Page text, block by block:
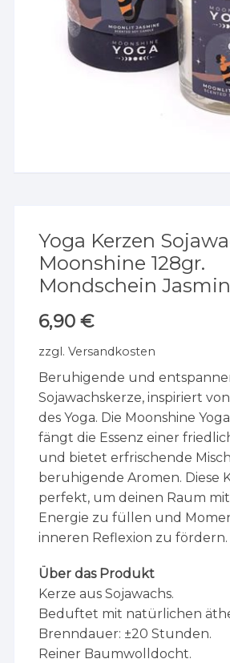
Yoga Kerzen
Moonshine 128gr.
Mondschein Jasmin
6,90€
zzgl.Versandkosten
Beruhigende und
Sojawachskerze, inspiriert
des Yoga. Die Moonshine
fängt die Essenz einer
und bietet erfrischende
beruhigende Aromen. Diese
perfekt, um deinen Raum
Energie zu füllen und
inneren Reflexion zu fördern.
Über das Produkt
Kerze aus Sojawachs.
Beduftet mit natürlichen
Brenndauer: ±20 Stunden.
Reiner Baumwolldocht.